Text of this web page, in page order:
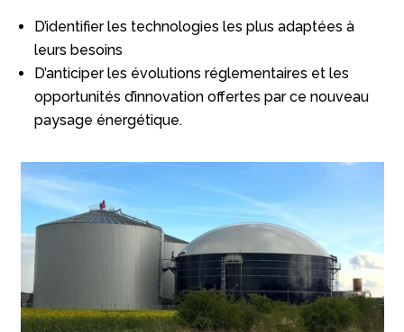
D’identifier les technologies les plus adaptées à
leurs besoins
D’anticiper les évolutions réglementaires et les
opportunités d’innovation offertes par ce nouveau
paysage énergétique.